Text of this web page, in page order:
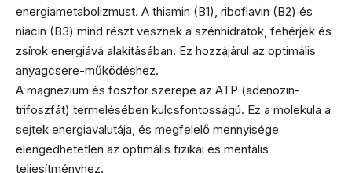
energiametabolizmust. A thiamin (B1), riboflavin (B2) és
niacin (B3) mind részt vesznek a szénhidrátok, fehérjék és
zsírok energiává alakításában. Ez hozzájárul az optimális
anyagcsere-működéshez.
A magnézium és foszfor szerepe az ATP (adenozin-
trifoszfát) termelésében kulcsfontosságú. Ez a molekula a
sejtek energiavalutája, és megfelelő mennyisége
elengedhetetlen az optimális fizikai és mentális
teljesítményhez.